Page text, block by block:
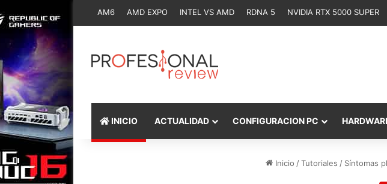
AM6 AMD EXPO INTEL VS AMD RDNA 5 NVIDIA RTX 5000 SUPER
INICIO ACTUALIDAD CONFIGURACION PC
Inicio /Tutoriales / Síntomas